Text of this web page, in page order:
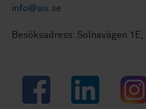
info@sis.se
Besöksadress: Solnavägen
Facebook LinkedIn